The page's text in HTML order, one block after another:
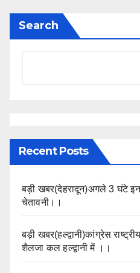
Search
Recent Posts
बड़ी खबर(देहरादून)अगले 3 घंटे इन
चेतावनी।।
बड़ी खबर(हल्द्वानी)कांग्रेस
शैलजा कल हल्द्वानी में ।।